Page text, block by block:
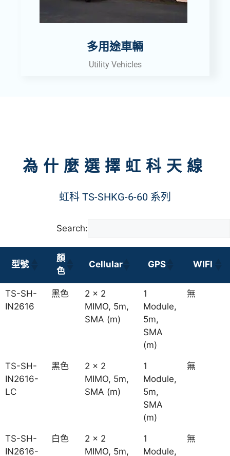
多用途車輛
Utility Vehicles
為什麼選擇虹科天線
虹科 TS-SHKG-6-60 系列
Search:
型號
顏
色
Cellular GPS WIFI
TS-SH-
IN2616
黑色
2 x 2
MIMO, 5m,
SMA (m)
1
Module,
5m,
SMA
(m)
無
TS-SH-
IN2616-
LC
黑色
2 x 2
MIMO, 5m,
SMA (m)
1
Module,
5m,
SMA
(m)
無
TS-SH-
IN2616-
白色
2 x 2
MIMO, 5m,
1
Module,
無